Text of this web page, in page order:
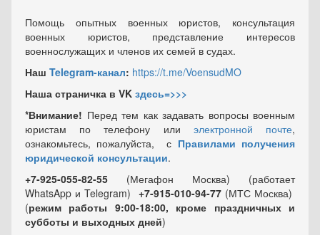
Помощь опытных военных юристов, консультация
военных юристов, представление интересов
военнослужащих и членов их семей в судах.
Наш Telegram-канал: https://t.me/VoensudMO
Наша страничка в VK здесь=>>>
*Внимание! Перед тем как задавать вопросы военным
юристам по телефону или электронной почте,
ознакомьтесь, пожалуйста, с Правилами получения
юридической консультации.
+7-925-055-82-55 (Мегафон Москва) (работает
WhatsApp и Telegram) +7-915-010-94-77 (МТС Москва)
(режим работы 9:00-18:00, кроме праздничных и
субботы и выходных дней)